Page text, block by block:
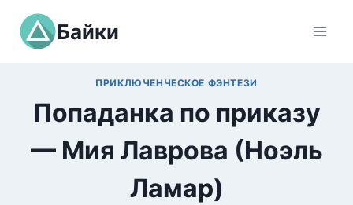
Перейти
содержимому
Байки
ПРИКЛЮЧЕНЧЕСКОЕ ФЭНТЕЗИ
Попаданка по приказу
— Мия Лаврова (Ноэль
Ламар)